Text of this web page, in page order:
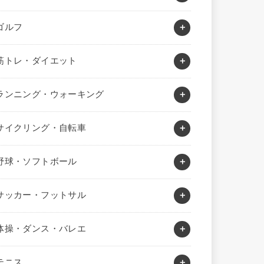
ルフ
トレ・ダイエット
ンニング・ウォーキング
イクリング・自転車
球・ソフトボール
ッカー・フットサル
操・ダンス・バレエ